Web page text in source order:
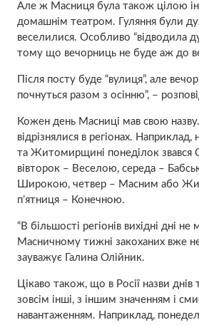
Але ж Масниця була також цілою
домашнім театром. Гуляння були
веселилися. Особливо “відводила
тому що вечорниць не буде аж до
Після посту буде “вулиця”, але
почнуться разом з осінню”, –
Кожен день Масниці мав свою
відрізнялися в регіонах. Наприклад,
та Житомирщині понеділок звався
вівторок – Веселою, середа –
Широкою, четвер – Масним або
п’ятниця – Конечною.
“В більшості регіонів вихідні дні
Масничному тижні закоханих вже
зауважує Галина Олійник.
Цікаво також, що в Росії назви
зовсім інші, з іншим значенням і
навантаженням. Наприклад,